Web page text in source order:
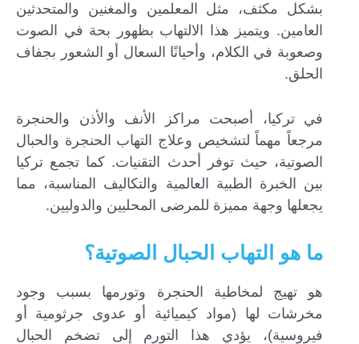
بشكل مكثف، مثل المعلمين والمغنين والمتحدثين
العامين. ويتميز هذا الالتهاب بظهور بحة في الصوت
وصعوبة في الكلام، وأحيانًا السعال أو الشعور بجفاف
الحلق.
في تركيا، أصبحت مراكز الأنف والأذن والحنجرة
مرجعاً مهماً لتشخيص وعلاج التهاب الحنجرة والحبال
الصوتية، حيث توفر أحدث التقنيات. كما تجمع تركيا
بين الخبرة الطبية العالمية والتكاليف المناسبة، مما
يجعلها وجهة مميزة للمرضى المحليين والدوليين.
ما هو التهاب الحبال الصوتية؟
هو تهيج لمخاطية الحنجرة وتورمها بسبب وجود
مخرشات لها (مواد كيميائية أو عدوى جرثومية أو
فيروسية)، يؤدي هذا التورم إلى تضخم الحبال